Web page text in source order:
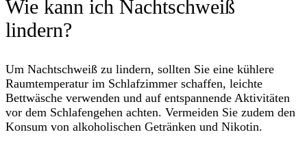
Wie kann ich Nachtschweiß
lindern?
Um Nachtschweiß zu lindern, sollten Sie eine kühlere
Raumtemperatur im Schlafzimmer schaffen, leichte
Bettwäsche verwenden und auf entspannende Aktivitäten
vor dem Schlafengehen achten. Vermeiden Sie zudem den
Konsum von alkoholischen Getränken und Nikotin.